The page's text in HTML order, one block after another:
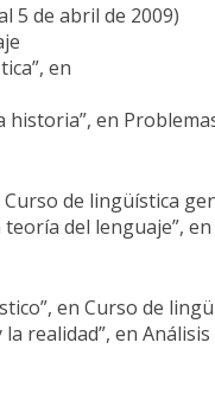
5 de abril de 2009)
en
historia”, en
Curso de lingüística
teoría del lenguaje”,
en Curso de
realidad”, en